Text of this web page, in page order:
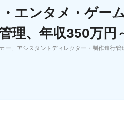
データで見る転職
コラム・インタビュー
転職Q&A
エンタメ・ゲー
理、年収350万円
ー、アシスタントディレクター・制作進行